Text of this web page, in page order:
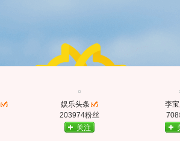
娱乐头条
203974粉丝
关注
李
708